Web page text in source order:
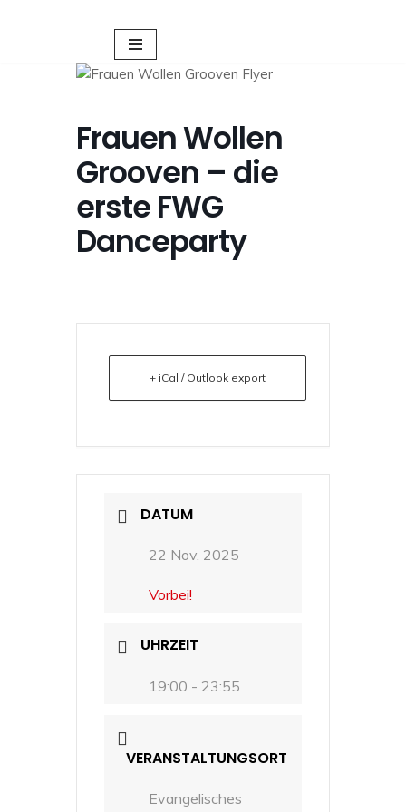
Frauen Wollen
Grooven – die
erste FWG
Danceparty
+ iCal / Outlook export
DATUM
22 Nov. 2025
Vorbei!
UHRZEIT
19:00 - 23:55
VERANSTALTUNGSORT
Evangelisches